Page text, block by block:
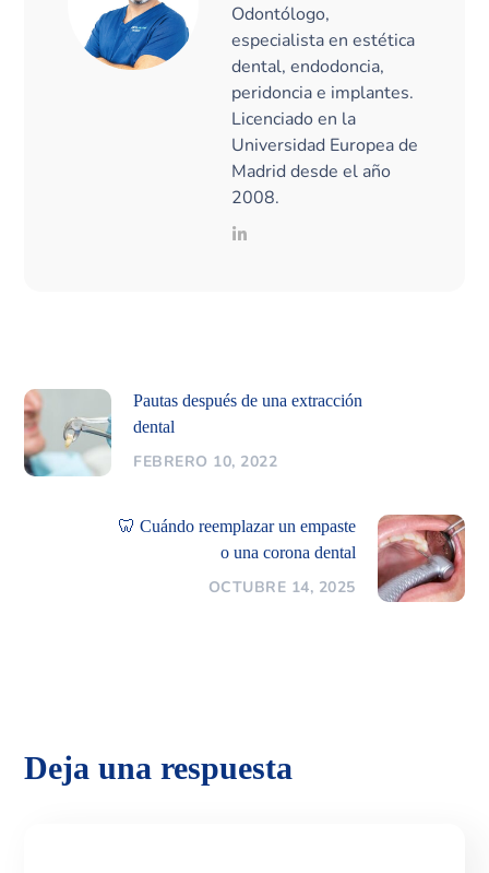
Odontólogo,
especialista en estética
dental, endodoncia,
peridoncia e implantes.
Licenciado en la
Universidad Europea de
Madrid desde el año
2008.
Pautas después de una extracción
dental
FEBRERO 10, 2022
🦷 Cuándo reemplazar un empaste
o una corona dental
OCTUBRE 14, 2025
Deja una respuesta